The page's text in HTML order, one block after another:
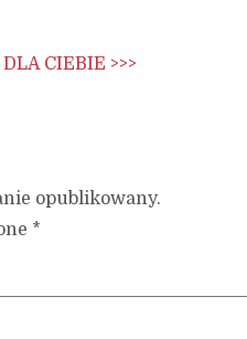
CIEBIE >>>
opublikowany.
*